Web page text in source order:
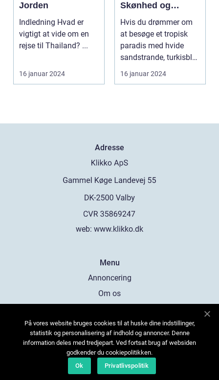
Jorden
Indledning Hvad er
vigtigt at vide om en
rejse til Thailand? ...
16 januar 2024
Skønhed og
Historie
Hvis du drømmer om
at besøge et tropisk
paradis med hvide
sandstrande, turkisblåt
vand og en unik ku...
16 januar 2024
Adresse
web: www.klikko.dk
Menu
Annoncering
Om os
Kontakt os
Sitemap
På vores website bruges cookies til at huske dine indstillinger,
statistik og personalisering af indhold og annoncer. Denne
information deles med tredjepart. Ved fortsat brug af websiden
godkender du cookiepolitikken.
Ok
Privatlivspolitik